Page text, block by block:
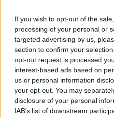
If you wish to opt-out of the
processing of your personal or
targeted advertising by us,
section to confirm your
opt-out request is processed
interest-based ads based on
us or personal information
your opt-out. You may
disclosure of your personal
IAB’s list of downstream
Από τη θεωρία στην πράξη:
Πώς το Novibet Backend
Academy εκπαιδεύει τη νέα